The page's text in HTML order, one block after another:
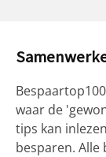
waar de
tips kan
besparen.